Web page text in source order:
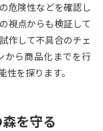
イブ
危険性などを確認し
視点からも検証して
作して不具合のチェ
から商品化までを行
を探ります。
を守る